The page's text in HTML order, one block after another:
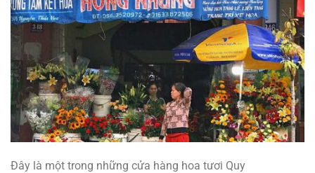
Đây là một trong những cửa hàng hoa tươi Quy